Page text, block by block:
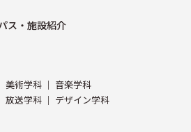
ス・施設紹介
美術学科
⾳楽学科
放送学科 デザイン学科